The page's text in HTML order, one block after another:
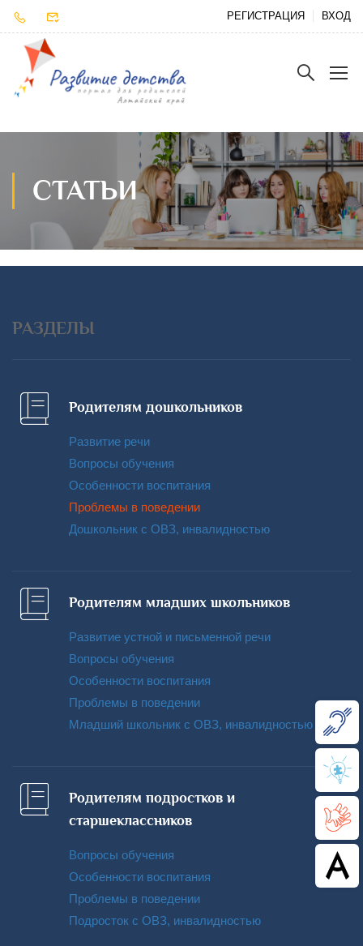
РЕГИСТРАЦИЯ ВХОД
СТАТЬИ
РАЗДЕЛЫ
Родителям дошкольников
Развитие речи
Вопросы обучения
Особенности воспитания
Проблемы в поведении
Дошкольник с ОВЗ, инвалидностью
Родителям младших школьников
Развитие устной и письменной речи
Вопросы обучения
Особенности воспитания
Проблемы в поведении
Младший школьник с ОВЗ, инвалидностью
Родителям подростков и
старшеклассников
Вопросы обучения
Особенности воспитания
Проблемы в поведении
Подросток с ОВЗ, инвалидностью